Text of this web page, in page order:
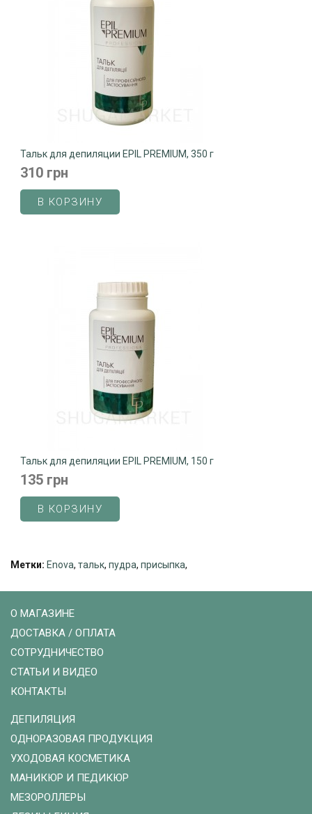
Тальк для депиляции EPIL PREMIUM, 350 г
310 грн
В КОРЗИНУ
Тальк для депиляции EPIL PREMIUM, 150 г
135 грн
В КОРЗИНУ
Метки: Enova, тальк, пудра, присыпка,
О МАГАЗИНЕ
ДОСТАВКА / ОПЛАТА
СОТРУДНИЧЕСТВО
СТАТЬИ И ВИДЕО
КОНТАКТЫ
ДЕПИЛЯЦИЯ
ОДНОРАЗОВАЯ ПРОДУКЦИЯ
УХОДОВАЯ КОСМЕТИКА
МАНИКЮР И ПЕДИКЮР
МЕЗОРОЛЛЕРЫ